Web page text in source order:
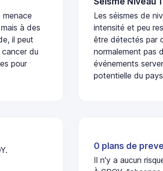
menace
à des
il peut
du
pour
Les séismes de
intensité et peu
être détectés par
normalement pas
événements
potentielle du
0 plans de
Il n'y a aucun